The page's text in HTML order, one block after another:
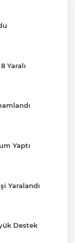
Yaralı
Yaptı
Yaralandı
Destek